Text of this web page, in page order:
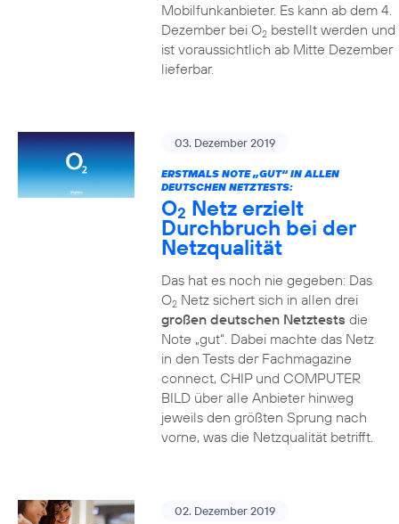
Mobilfunkanbieter. Es kann ab dem 4.
Dezember bei O2bestellt werden und
ist voraussichtlich ab Mitte Dezember
lieferbar.
03. Dezember 2019
ERSTMALS NOTE „GUT“ IN ALLEN
DEUTSCHEN NETZTESTS:
O2 Netz erzielt
Durchbruch bei der
Netzqualität
Das hat es noch nie gegeben: Das
O2Netz sichert sich in allen drei
großen deutschen Netztests die
Note „gut“. Dabei machte das Netz
in den Tests der Fachmagazine
connect, CHIP und COMPUTER
BILD über alle Anbieter hinweg
jeweils den größten Sprung nach
vorne, was die Netzqualität betrifft.
02. Dezember 2019